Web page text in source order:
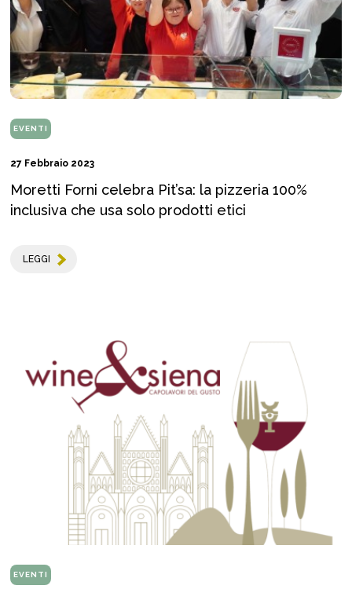
EVENTI
27 Febbraio 2023
Moretti Forni celebra Pit’sa: la pizzeria 100%
inclusiva che usa solo prodotti etici
LEGGI
EVENTI